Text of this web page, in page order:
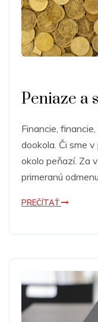
Peniaze a
Financie,
dookola. Či sme
okolo peňazí. Za
primeranú
PREČÍTAŤ